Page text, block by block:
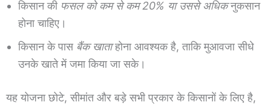
किसान की फसल को कम से कम 20% या उससे अधिकनुकसान
होना चाहिए।
किसान के पास बैंक खाताहोना आवश्यक है, ताकि मुआवजा सीधे
उनके खाते में जमा किया जा सके।
यह योजना छोटे, सीमांत और बड़े सभी प्रकार के किसानों के लिए है,